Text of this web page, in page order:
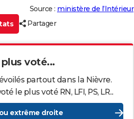
Source : ministère de l’Intérieur
Partager
voté...
partout dans la Nièvre.
le plus voté RN, LFI, PS, LR...
extrême droite